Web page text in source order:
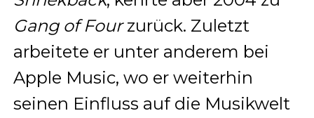
Gang of Fourzurück. Zuletzt
arbeitete er unter anderem bei
Apple Music, wo er weiterhin
seinen Einfluss auf die Musikwelt